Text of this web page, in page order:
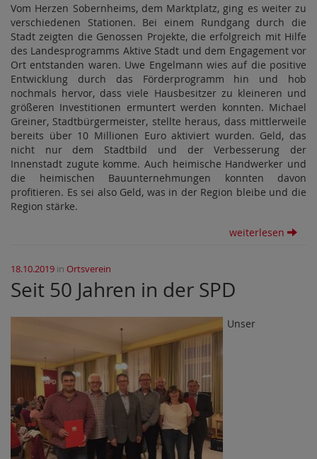
Vom Herzen Sobernheims, dem Marktplatz, ging es weiter zu
verschiedenen Stationen. Bei einem Rundgang durch die
Stadt zeigten die Genossen Projekte, die erfolgreich mit Hilfe
des Landesprogramms Aktive Stadt und dem Engagement vor
Ort entstanden waren. Uwe Engelmann wies auf die positive
Entwicklung durch das Förderprogramm hin und hob
nochmals hervor, dass viele Hausbesitzer zu kleineren und
größeren Investitionen ermuntert werden konnten. Michael
Greiner, Stadtbürgermeister, stellte heraus, dass mittlerweile
bereits über 10 Millionen Euro aktiviert wurden. Geld, das
nicht nur dem Stadtbild und der Verbesserung der
Innenstadt zugute komme. Auch heimische Handwerker und
die heimischen Bauunternehmungen konnten davon
profitieren. Es sei also Geld, was in der Region bleibe und die
Region stärke.
weiterlesen
18.10.2019 in Ortsverein
Seit 50 Jahren in der SPD
Unser